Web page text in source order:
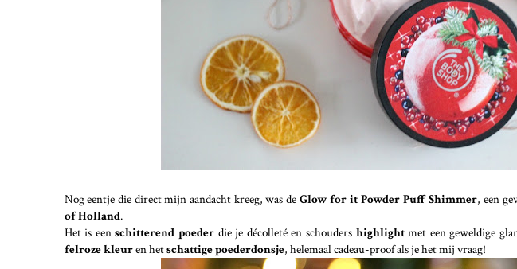
Nog eentje die direct mijn aandacht kreeg, was de Glow for it Powder Puff Shimmer, een
of Holland.
Het is eenschitterend poederdie je décolleté en schouders highlightmet een geweldige
felroze kleuren hetschattige poederdonsje, helemaal cadeau-proof als je het mij vraag!